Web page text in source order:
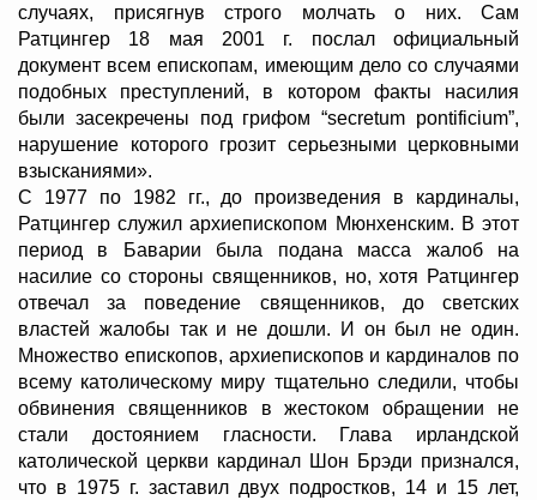
случаях, присягнув строго молчать о них. Сам
Ратцингер 18 мая 2001 г. послал официальный
документ всем епископам, имеющим дело со случаями
подобных преступлений, в котором факты насилия
были засекречены под грифом “secretum pontificium”,
нарушение которого грозит серьезными церковными
взысканиями».
С 1977 по 1982 гг., до произведения в кардиналы,
Ратцингер служил архиепископом Мюнхенским. В этот
период в Баварии была подана масса жалоб на
насилие со стороны священников, но, хотя Ратцингер
отвечал за поведение священников, до светских
властей жалобы так и не дошли. И он был не один.
Множество епископов, архиепископов и кардиналов по
всему католическому миру тщательно следили, чтобы
обвинения священников в жестоком обращении не
стали достоянием гласности. Глава ирландской
католической церкви кардинал Шон Брэди признался,
что в 1975 г. заставил двух подростков, 14 и 15 лет,